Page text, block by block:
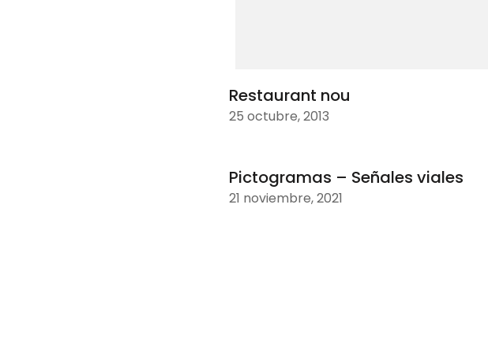
Restaurant nou
25 octubre, 2013
Pictogramas – Señales viales
21 noviembre, 2021